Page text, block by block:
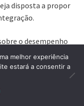
disposta a propor
o desempenho
linguagem
alemães e
apontada para
mecanismo
Para quem
melhor experiência
estará a consentir a